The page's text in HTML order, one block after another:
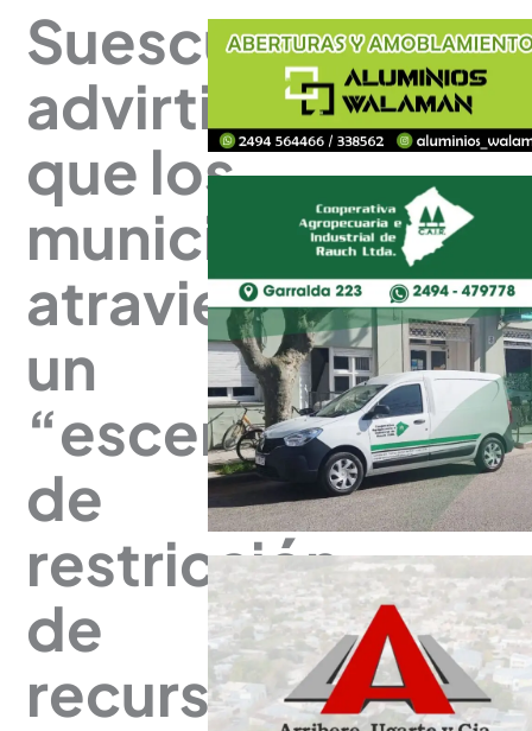
Suescun
advirtió
que los
municipios
atraviesan
un
“escenario
de
restricción
de
recursos”